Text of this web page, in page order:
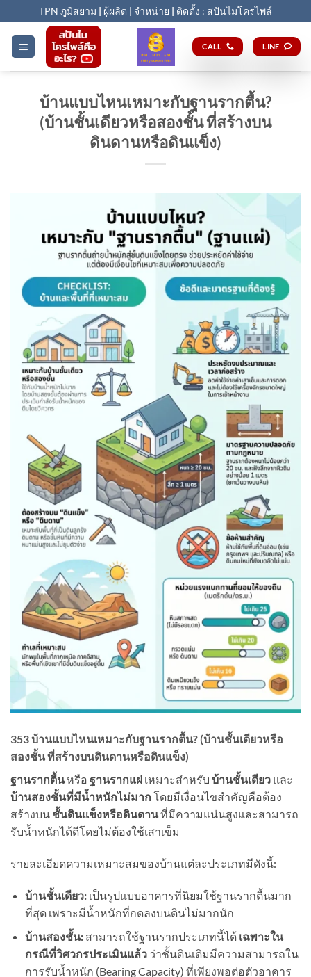
to
content
TPN ภูมิสยาม | ผู้ผลิต | จำหน่าย | ติดตั้ง : สปันไมโครไพล์
CALL LINE
บ้านแบบไหนเหมาะกับฐานรากตื้น?
(บ้านชั้นเดียวหรือสองชั้น ที่สร้างบน
ดินดานหรือดินแข็ง)
353 บ้านแบบไหนเหมาะกับฐานรากตื้น? (บ้านชั้นเดียวหรือ
สองชั้น ที่สร้างบนดินดานหรือดินแข็ง)
ฐานรากตื้นหรือ ฐานรากแผ่ เหมาะสำหรับ บ้านชั้นเดียว และ
บ้านสองชั้นที่มีน้ำหนักไม่มาก โดยมีเงื่อนไขสำคัญคือต้อง
สร้างบน ชั้นดินแข็งหรือดินดานที่มีความแน่นสูงและสามารถ
รับน้ำหนักได้ดีโดยไม่ต้องใช้เสาเข็ม
รายละเอียดความเหมาะสมของบ้านแต่ละประเภทมีดังนี้:
บ้านชั้นเดียว:เป็นรูปแบบอาคารที่นิยมใช้ฐานรากตื้นมาก
ที่สุด เพราะมีน้ำหนักที่กดลงบนดินไม่มากนัก
บ้านสองชั้น:สามารถใช้ฐานรากประเภทนี้ได้ เฉพาะใน
กรณีที่วิศวกรประเมินแล้วว่าชั้นดินเดิมมีความสามารถใน
การรับน้ำหนัก (Bearing Capacity) ที่เพียงพอต่อตัวอาคาร